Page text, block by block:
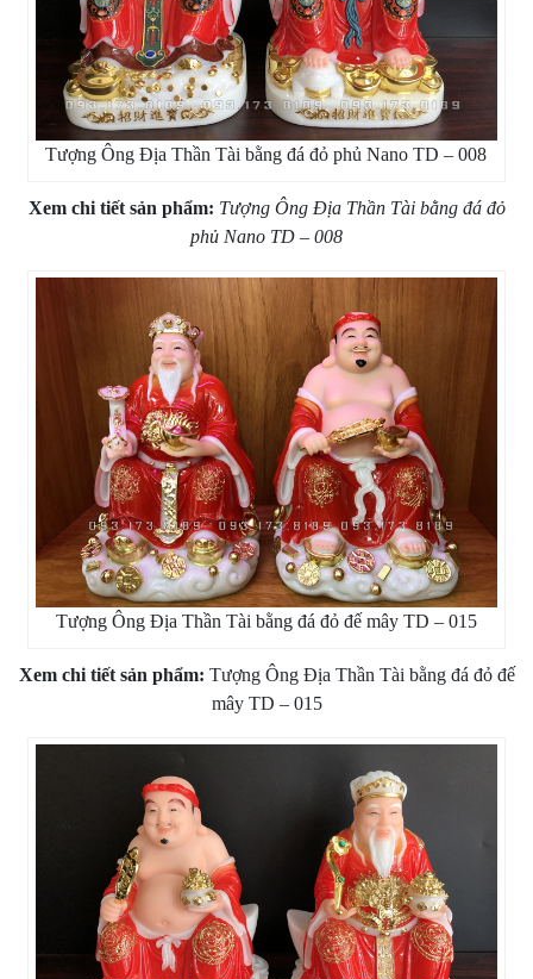
Tượng Ông Địa Thần Tài bằng đá đỏ phủ Nano TD – 008
Xem chi tiết sản phẩm: Tượng Ông Địa Thần Tài bằng đá đỏ
phủ Nano TD – 008
Tượng Ông Địa Thần Tài bằng đá đỏ đế mây TD – 015
Xem chi tiết sản phẩm: Tượng Ông Địa Thần Tài bằng đá đỏ đế
mây TD – 015